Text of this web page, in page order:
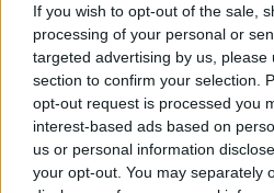
If you wish to opt-out of the sale,
processing of your personal or
targeted advertising by us, please
section to confirm your selection.
opt-out request is processed you
interest-based ads based on
us or personal information
your opt-out. You may separately
Doctor de la Iglesia y es patrón
momento, tuvo que ver las caras
que lo acusaron de hereje.
No es el único “ilustre” de la
actual instituto. Rafael
fallecido en 2005, que fue un